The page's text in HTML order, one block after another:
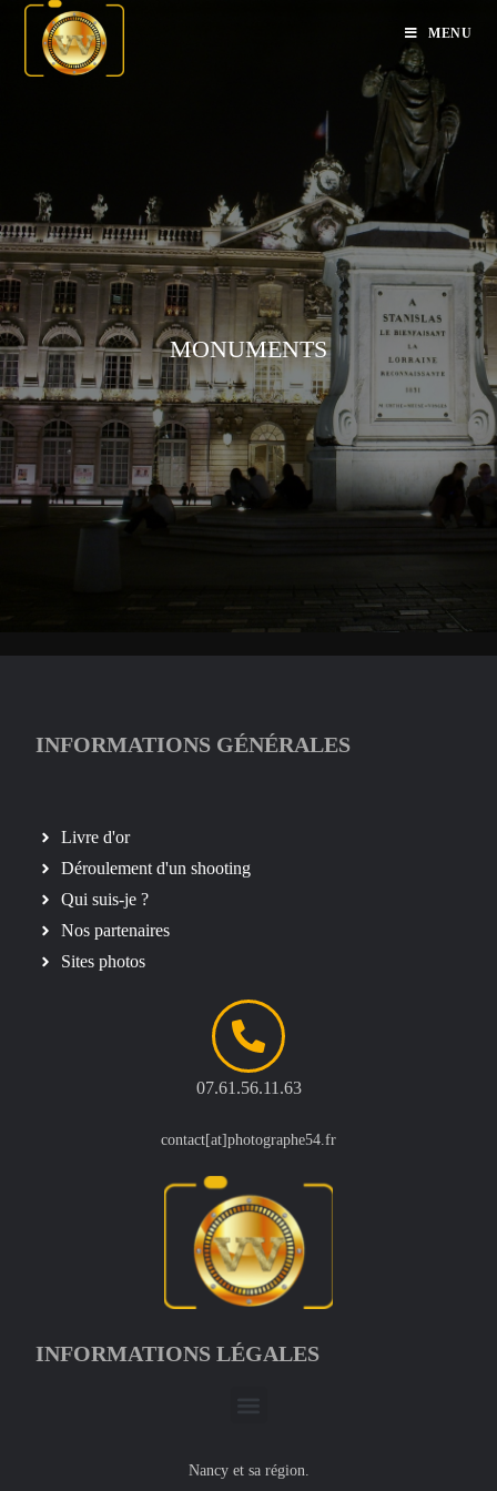
MENU
MONUMENTS
INFORMATIONS GÉNÉRALES
Livre d'or
Déroulement d'un shooting
Qui suis-je ?
Nos partenaires
Sites photos
07.61.56.11.63
contact[at]photographe54.fr
INFORMATIONS LÉGALES
Nancy et sa région.